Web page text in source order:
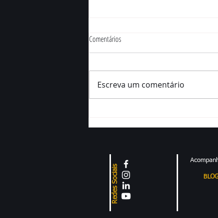
causam prejuízo de R$ 29 milhões e
Comentários
Escreva um comentário
Redes Sociais